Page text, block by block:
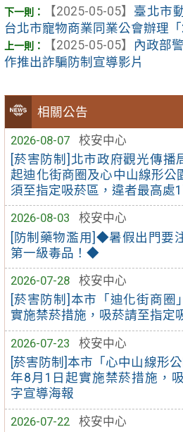
相關公告
2026-08-07
校安中心
[菸害防制]北市政府觀光傳播
起迪化街商圈及心中山線形公
須至指定吸菸區，違者最高處1
2026-08-03
校安中心
[防制藥物濫用]◆暑假出門要
第一級毒品！◆
2026-07-28
校安中心
[菸害防制]本市「迪化街商圈
實施禁菸措施，吸菸請至指定
2026-07-23
校安中心
[菸害防制]本市「心中山線形
年8月1日起實施禁菸措施，
字宣導海報
2026-07-22
校安中心
【2025-05-05】 臺北市
台北市寵物商業同業公會辦理「
【2025-05-05】
內政部
作推出詐騙防制宣導影片